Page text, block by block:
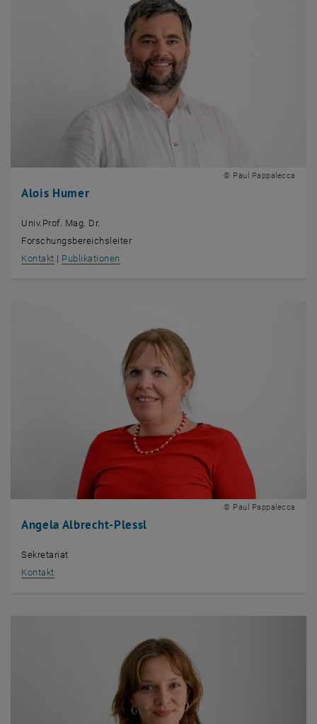
Alois Humer
© Paul Pappalecca
Univ.Prof. Mag. Dr.
Forschungsbereichsleiter
Kontakt, öffnet eine externe URL in einem neuen Fenster
| Publikationen
Angela Albrecht-Plessl
© Paul Pappalecca
Sekretariat
Kontakt, öffnet eine externe URL in einem neuen Fenster